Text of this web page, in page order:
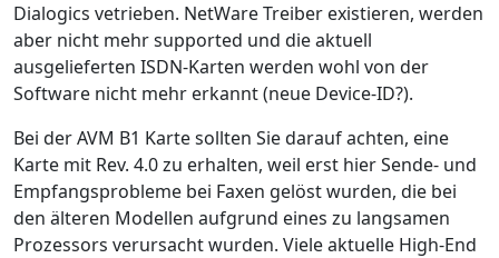
Dialogics vetrieben. NetWare Treiber existieren, werden
aber nicht mehr supported und die aktuell
ausgelieferten ISDN-Karten werden wohl von der
Software nicht mehr erkannt (neue Device-ID?).
Bei der AVM B1 Karte sollten Sie darauf achten, eine
Karte mit Rev. 4.0 zu erhalten, weil erst hier Sende- und
Empfangsprobleme bei Faxen gelöst wurden, die bei
den älteren Modellen aufgrund eines zu langsamen
Prozessors verursacht wurden. Viele aktuelle High-End